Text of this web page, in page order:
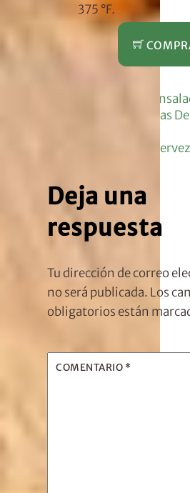
375 °F.
Guacamole,
Quinoa Y Fajitas
Dip de queso y
Deja una
respuesta
Tu dirección de correo
no será publicada. Los
obligatorios están
COMENTARIO *